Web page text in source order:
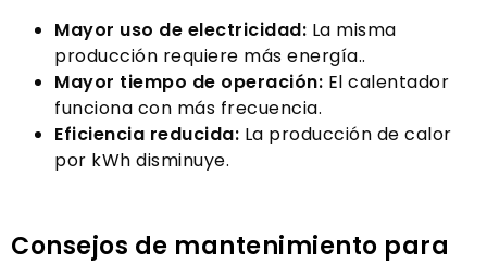
Mayor uso de electricidad: La misma
producción requiere más energía..
Mayor tiempo de operación: El calentador
funciona con más frecuencia.
Eficiencia reducida: La producción de calor
por kWh disminuye.
Consejos de mantenimiento para